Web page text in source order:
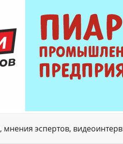
мнения эспертов,